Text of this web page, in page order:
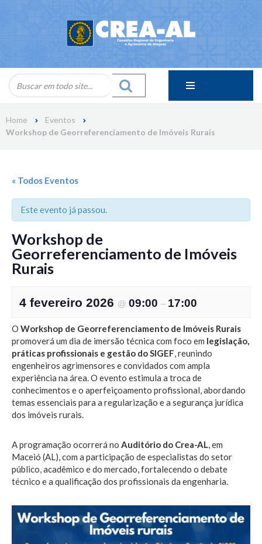
Home
Eventos
Workshop de Georreferenciamento de Imóveis Rurais
« Todos Eventos
Este evento já passou.
Workshop de
Georreferenciamento de Imóveis
Rurais
4 fevereiro 2026 @ 09:00 – 17:00
O Workshop de Georreferenciamento de Imóveis Rurais
promoverá um dia de imersão técnica com foco em legislação,
práticas profissionais e gestão do SIGEF, reunindo
engenheiros agrimensores e convidados com ampla
experiência na área. O evento estimula a troca de
conhecimentos e o aperfeiçoamento profissional, abordando
temas essenciais para a regularização e a segurança jurídica
dos imóveis rurais.
A programação ocorrerá no Auditório do Crea-AL, em
Maceió (AL), com a participação de especialistas do setor
público, acadêmico e do mercado, fortalecendo o debate
técnico e a qualificação dos profissionais da engenharia.